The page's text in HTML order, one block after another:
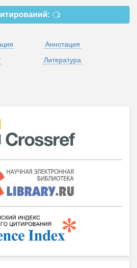
Аннотация
Литература